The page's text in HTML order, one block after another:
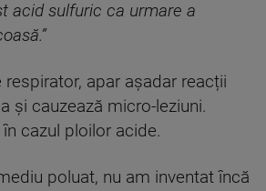
acid sulfuric ca urmare a
respirator, apar așadar reacții
și cauzează micro-leziuni.
cazul ploilor acide.
poluat, nu am inventat încă